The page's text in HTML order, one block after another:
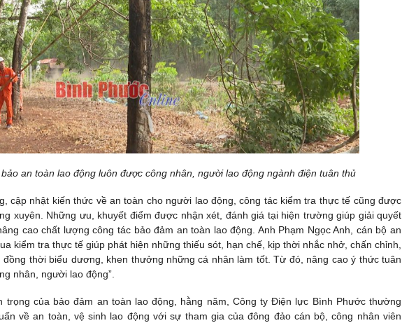
an toàn lao động luôn được công nhân, người lao động ngành điện tuân thủ
cập nhật kiến thức về an toàn cho người lao động, công tác kiểm tra thực tế cũng được
xuyên. Những ưu, khuyết điểm được nhận xét, đánh giá tại hiện trường giúp giải quyết
cao chất lượng công tác bảo đảm an toàn lao động. Anh Phạm Ngọc Anh, cán bộ an
kiểm tra thực tế giúp phát hiện những thiếu sót, hạn chế, kịp thời nhắc nhở, chấn chỉnh,
thời biểu dương, khen thưởng những cá nhân làm tốt. Từ đó, nâng cao ý thức tuân
nhân, người lao động”.
của bảo đảm an toàn lao động, hằng năm, Công ty Điện lực Bình Phước thường
về an toàn, vệ sinh lao động với sự tham gia của đông đảo cán bộ, công nhân viên